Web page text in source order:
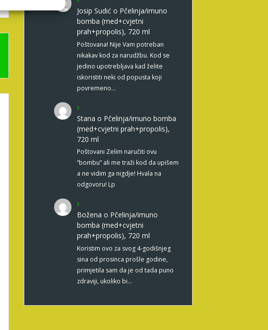
Josip Sudić o Pčelinja/imuno
bomba (med+cvjetni
prah+propolis), 720 ml
Poštovana! Nije Vam potreban
nikakav kod za narudžbu. Kod se
jedino upotrebljava kad želite
iskoristiti neki od popusta koji
povremeno…
Stana o Pčelinja/imuno bomba
(med+cvjetni prah+propolis),
720 ml
Poštovani Zelim naručiti ovu
“bombu” ali me traži kod da upišem
a ne vidim ga nigdje! Hvala na
odgovoru! Lp
Božena o Pčelinja/imuno
bomba (med+cvjetni
prah+propolis), 720 ml
Koristim ovo za svog 4-godišnjeg
sina od prosinca prošle godine,
primjetila sam da je od tada puno
zdraviji, ukoliko bi…